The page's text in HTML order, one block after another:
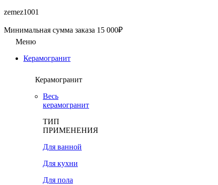
zemez1001
Минимальная сумма заказа 15 000₽
Меню
Керамогранит
Керамогранит
Весь
керамогранит
ТИП
ПРИМЕНЕНИЯ
Для ванной
Для кухни
Для пола